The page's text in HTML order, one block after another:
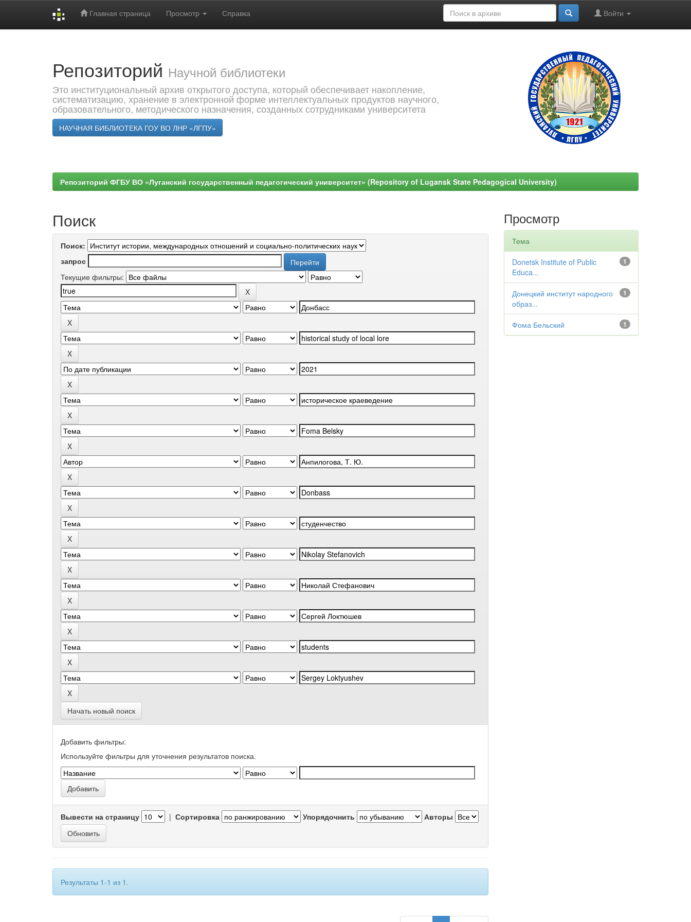
Главная страница Просмотр Справка Войти
Репозиторий Научной библиотеки
Это институциональный архив открытого доступа, который обеспечивает накопление,
систематизацию, хранение в электронной форме интеллектуальных продуктов научного,
образовательного, методического назначения, созданных сотрудниками университета
НАУЧНАЯ БИБЛИОТЕКА ГОУ ВО ЛНР «ЛГПУ»
Репозиторий ФГБУ ВО «Луганский государственный педагогический университет» (Repository of Lugansk State Pedagogical University)
Поиск
Поиск:
запрос
Текущие фильтры:
Начать новый поиск
Добавить фильтры:
Используйте фильтры для уточнения результатов поиска.
Вывести на страницу | Сортировка Упорядочнить Авторы
Результаты 1-1 из 1.
Просмотр
Тема
1
Donetsk Institute of Public
Educa...
1
Донецкий институт народного
образ...
1
Фома Бельский